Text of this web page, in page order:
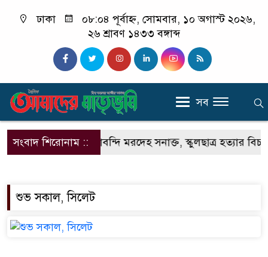
ঢাকা
০৮:০৪ পূর্বাহ্ন, সোমবার, ১০ অগাস্ট ২০২৬,
২৬ শ্রাবণ ১৪৩৩ বঙ্গাব্দ
সব
সংবাদ শিরোনাম ::
আমতলীতে বস্তাবন্দি মরদেহ সনাক্ত, স্কুলছাত্র হত্যার
শুভ সকাল, সিলেট